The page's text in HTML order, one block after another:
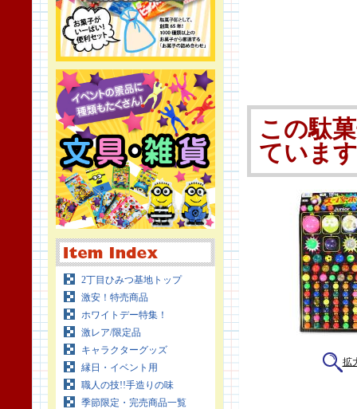
2丁目ひみつ基地トップ
激安！特売商品
ホワイトデー特集！
激レア/限定品
キャラクターグッズ
縁日・イベント用
職人の技!!手造りの味
季節限定・完売商品一覧
この駄
ていま
拡